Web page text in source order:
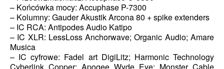
– Końcówka mocy: Accuphase P-7300
– Kolumny: Gauder Akustik Arcona 80 + spike extenders
– IC RCA: Antipodes Audio Katipo
– IC XLR: LessLoss Anchorwave; Organic Audio; Amare
Musica
– IC cyfrowe: Fadel art DigiLitz; Harmonic Technology